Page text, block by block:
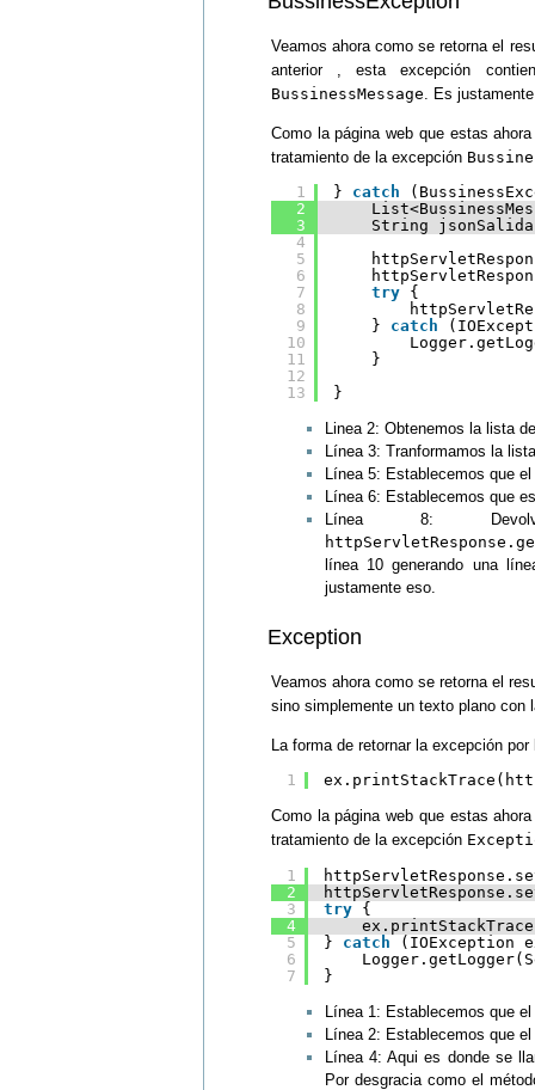
Veamos ahora como se retorna el
anterior , esta excepción
BussinessMessage . Es
Como la página web que estas
tratamiento de la excepción
1
2
3
4
5
6
7
8
9
10
11
12
13
} catch
String jsonSalida
try
{
} catch
}
}
Linea 2: Obtenemos la lista
Línea 3: Tranformamos la
Línea 5: Establecemos que
Línea 6: Establecemos que
Línea 8:
línea 10 generando una
justamente eso.
Exception
Veamos ahora como se retorna el
sino simplemente un texto plano con
La forma de retornar la excepción
1
Como la página web que estas
tratamiento de la excepción
1
2
3
4
5
6
7
try
{
} catch
(IOException
}
Línea 1: Establecemos que
Línea 2: Establecemos que
Línea 4: Aqui es donde se
Por desgracia como el